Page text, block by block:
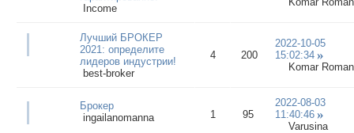
Income
Лучший БРОКЕР
2021: определите
лидеров индустрии!
best-broker
4 200
2022-10-05
15:02:34
Komar Roman
Брокер
ingailanomanna
1 95
2022-08-03
11:40:46
Varusina